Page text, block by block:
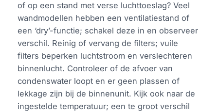
of op een stand met verse luchttoeslag? Veel
wandmodellen hebben een ventilatiestand of
een ‘dry’-functie; schakel deze in en observeer
verschil. Reinig of vervang de filters; vuile
filters beperken luchtstroom en verslechteren
binnenlucht. Controleer of de afvoer van
condenswater loopt en er geen plassen of
lekkage zijn bij de binnenunit. Kijk ook naar de
ingestelde temperatuur; een te groot verschil